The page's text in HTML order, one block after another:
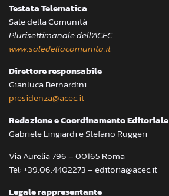
Testata Telematica
Sale della Comunità
Plurisettimanale dell’ACEC
www.saledellacomunita.it
Direttore responsabile
Gianluca Bernardini
presidenza@acec.it
Redazione e Coordinamento Editoriale
Gabriele Lingiardi e Stefano Ruggeri
Via Aurelia 796 – 00165 Roma
Tel: +39.06.4402273 – editoria@acec.it
Legale rappresentante